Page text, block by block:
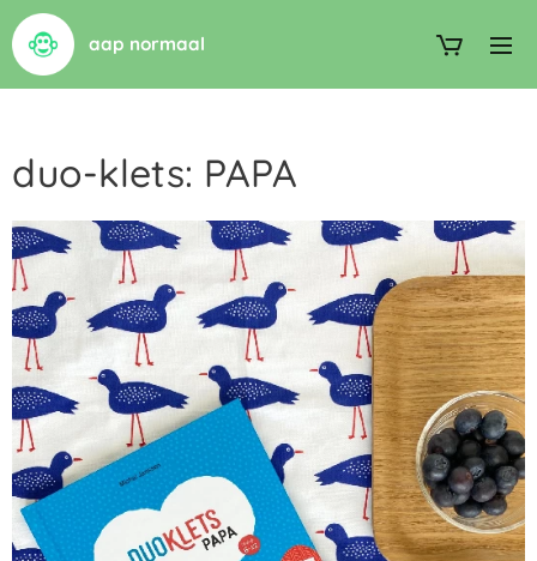
aap normaal
duo-klets: PAPA